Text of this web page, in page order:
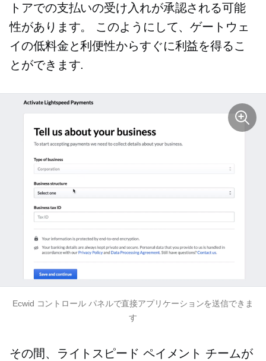
トアでの支払いの受け入れが承認される可能
性があります。 このようにして、ゲートウェ
イの低料金と利便性からすぐに利益を得るこ
とができます.
Ecwid コントロール パネルで直接アプリケーションを送信できま
す
その間、ライトスピード ペイメント チームが